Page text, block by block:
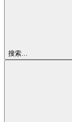
搜索...